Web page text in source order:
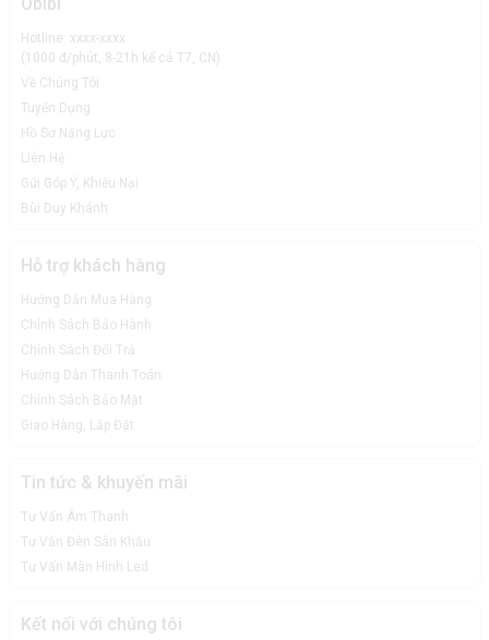
Obibi
Hotline: xxxx-xxxx
(1000 đ/phút, 8-21h kể cả T7, CN)
Về Chúng Tôi
Tuyển Dụng
Hồ Sơ Năng Lực
Liên Hệ
Gửi Góp Ý, Khiếu Nại
Bùi Duy Khánh
Hỗ trợ khách hàng
Hướng Dẫn Mua Hàng
Chính Sách Bảo Hành
Chính Sách Đổi Trả
Hướng Dẫn Thanh Toán
Chính Sách Bảo Mật
Giao Hàng, Lắp Đặt
Tin tức & khuyến mãi
Tư Vấn Âm Thanh
Tư Vấn Đèn Sân Khấu
Tư Vấn Màn Hình Led
Kết nối với chúng tôi